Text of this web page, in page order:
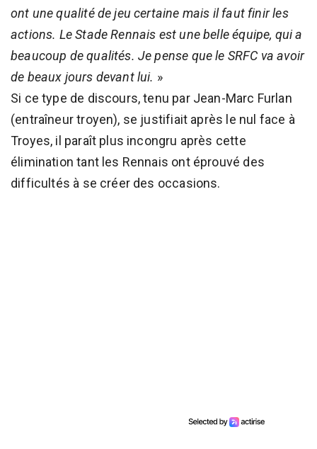
ont une qualité de jeu certaine mais il faut finir les
actions. Le Stade Rennais est une belle équipe, qui a
beaucoup de qualités. Je pense que le SRFC va avoir
de beaux jours devant lui. »
Si ce type de discours, tenu par Jean-Marc Furlan
(entraîneur troyen), se justifiait après le nul face à
Troyes, il paraît plus incongru après cette
élimination tant les Rennais ont éprouvé des
difficultés à se créer des occasions.